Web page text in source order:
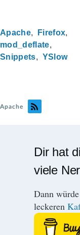
Apache
Firefox
mod_deflate
Snippets
YSlow
Apache
Dir hat
viele
Dann
leckeren